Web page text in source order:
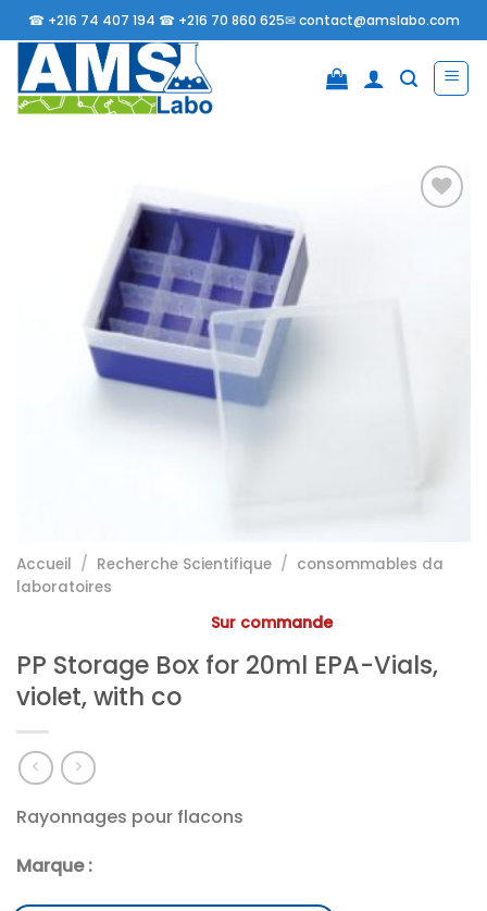
Passer
au
contenu
☎ +216 74 407 194 ☎ +216 70 860 625✉contact@amslabo.com
Accueil / Recherche Scientifique / consommables da
laboratoires
Sur commande
PP Storage Box for 20ml EPA-Vials,
violet, with co
Rayonnages pour flacons
Marque :